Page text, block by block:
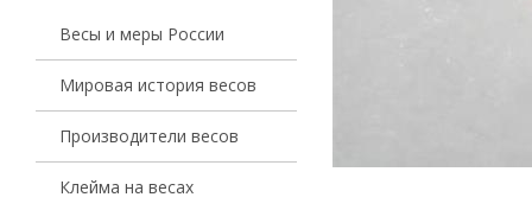
Весы и меры России
Мировая история весов
Производители весов
Клейма на весах